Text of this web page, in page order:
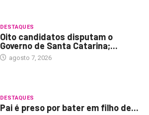
DESTAQUES
Oito candidatos disputam o
Governo de Santa Catarina;...
agosto 7, 2026
DESTAQUES
Pai é preso por bater em filho de...